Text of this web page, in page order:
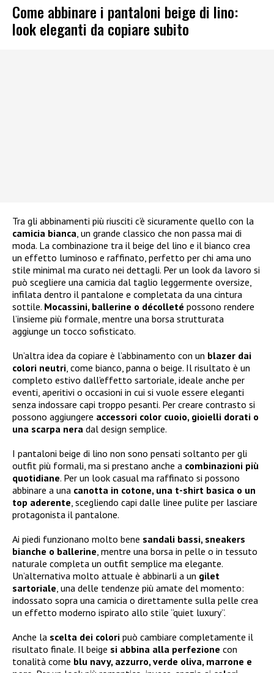
Come abbinare i pantaloni beige di lino:
look eleganti da copiare subito
Tra gli abbinamenti più riusciti c’è sicuramente quello con la
camicia bianca, un grande classico che non passa mai di
moda. La combinazione tra il beige del lino e il bianco crea
un effetto luminoso e raffinato, perfetto per chi ama uno
stile minimal ma curato nei dettagli. Per un look da lavoro si
può scegliere una camicia dal taglio leggermente oversize,
infilata dentro il pantalone e completata da una cintura
sottile. Mocassini, ballerine o décolleté possono rendere
l’insieme più formale, mentre una borsa strutturata
aggiunge un tocco sofisticato.
Un’altra idea da copiare è l’abbinamento con un blazer dai
colori neutri, come bianco, panna o beige. Il risultato è un
completo estivo dall’effetto sartoriale, ideale anche per
eventi, aperitivi o occasioni in cui si vuole essere eleganti
senza indossare capi troppo pesanti. Per creare contrasto si
possono aggiungere accessori color cuoio, gioielli dorati o
una scarpa nera dal design semplice.
I pantaloni beige di lino non sono pensati soltanto per gli
outfit più formali, ma si prestano anche a combinazioni più
quotidiane. Per un look casual ma raffinato si possono
abbinare a una canotta in cotone, una t-shirt basica o un
top aderente, scegliendo capi dalle linee pulite per lasciare
protagonista il pantalone.
Ai piedi funzionano molto bene sandali bassi, sneakers
bianche o ballerine, mentre una borsa in pelle o in tessuto
naturale completa un outfit semplice ma elegante.
Un’alternativa molto attuale è abbinarli a un gilet
sartoriale, una delle tendenze più amate del momento:
indossato sopra una camicia o direttamente sulla pelle crea
un effetto moderno ispirato allo stile “quiet luxury”.
Anche la scelta dei colori può cambiare completamente il
risultato finale. Il beige si abbina alla perfezione con
tonalità come blu navy, azzurro, verde oliva, marrone e